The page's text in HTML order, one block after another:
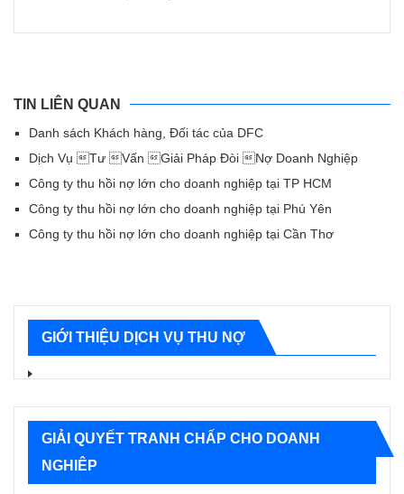
TIN LIÊN QUAN
Danh sách Khách hàng, Đối tác của DFC
Dịch Vụ Tư Vấn Giải Pháp Đòi Nợ Doanh Nghiệp
Công ty thu hồi nợ lớn cho doanh nghiệp tại TP HCM
Công ty thu hồi nợ lớn cho doanh nghiệp tại Phú Yên
Công ty thu hồi nợ lớn cho doanh nghiệp tại Cần Thơ
GIỚI THIỆU DỊCH VỤ THU NỢ
GIẢI QUYẾT TRANH CHẤP CHO DOANH
NGHIÊP